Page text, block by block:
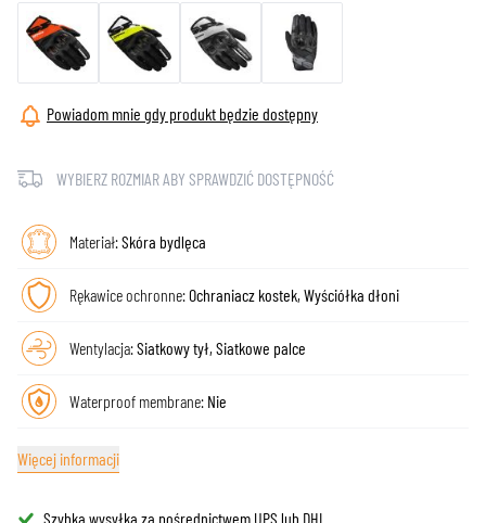
Powiadom mnie gdy produkt będzie dostępny
WYBIERZ ROZMIAR ABY SPRAWDZIĆ DOSTĘPNOŚĆ
Materiał:Skóra bydlęca
Rękawice ochronne:Ochraniacz kostek, Wyściółka dłoni
Wentylacja:Siatkowy tył, Siatkowe palce
Waterproof membrane: Nie
Więcej informacji
Szybka wysyłka za pośrednictwem UPS lub DHL